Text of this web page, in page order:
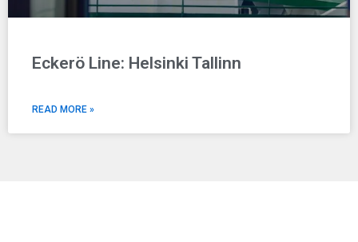
Eckerö Line: Helsinki Tallinn
READ MORE »